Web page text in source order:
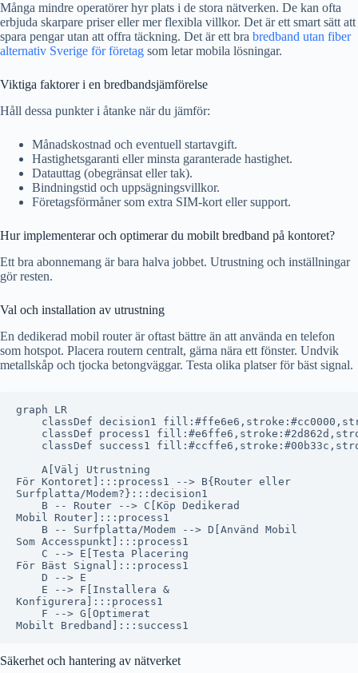
Många mindre operatörer hyr plats i de stora nätverken. De kan ofta
erbjuda skarpare priser eller mer flexibla villkor. Det är ett smart sätt att
spara pengar utan att offra täckning. Det är ett bra bredband utan fiber
alternativ Sverige för företag som letar mobila lösningar.
Viktiga faktorer i en bredbandsjämförelse
Håll dessa punkter i åtanke när du jämför:
Månadskostnad och eventuell startavgift.
Hastighetsgaranti eller minsta garanterade hastighet.
Datauttag (obegränsat eller tak).
Bindningstid och uppsägningsvillkor.
Företagsförmåner som extra SIM-kort eller support.
Hur implementerar och optimerar du mobilt bredband på kontoret?
Ett bra abonnemang är bara halva jobbet. Utrustning och inställningar
gör resten.
Val och installation av utrustning
En dedikerad mobil router är oftast bättre än att använda en telefon
som hotspot. Placera routern centralt, gärna nära ett fönster. Undvik
metallskåp och tjocka betongväggar. Testa olika platser för bäst signal.
graph LR
classDef decision1
classDef process1
classDef success1
    A[Välj Utrustning
För Kontoret]:::process1 --> B{Router eller
Surfplatta/Modem?}:::decision1
    B -- Router --> C[Köp Dedikerad
Mobil Router]:::process1
    B -- Surfplatta/Modem --> D[Använd Mobil
Som Accesspunkt]:::process1
    C --> E[Testa Placering
För Bäst Signal]:::process1
    D --> E
    E --> F[Installera &
Konfigurera]:::process1
    F --> G[Optimerat
Säkerhet och hantering av nätverket